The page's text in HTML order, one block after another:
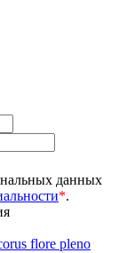
данных
*.
flore pleno